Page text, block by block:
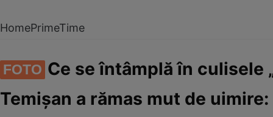
HomePrimeTime
FOTO Ce se întâmplă în culisele
Temișan a rămas mut de